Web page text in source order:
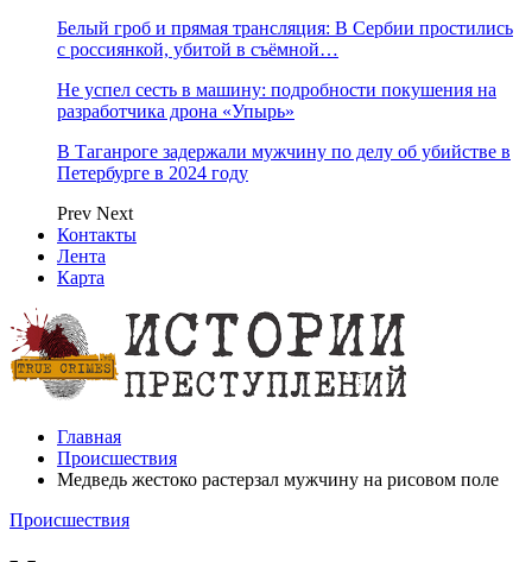
Белый гроб и прямая трансляция: В Сербии простились
с россиянкой, убитой в съёмной…
Не успел сесть в машину: подробности покушения на
разработчика дрона «Упырь»
В Таганроге задержали мужчину по делу об убийстве в
Петербурге в 2024 году
Prev Next
Контакты
Лента
Карта
Главная
Происшествия
Медведь жестоко растерзал мужчину на рисовом поле
Происшествия